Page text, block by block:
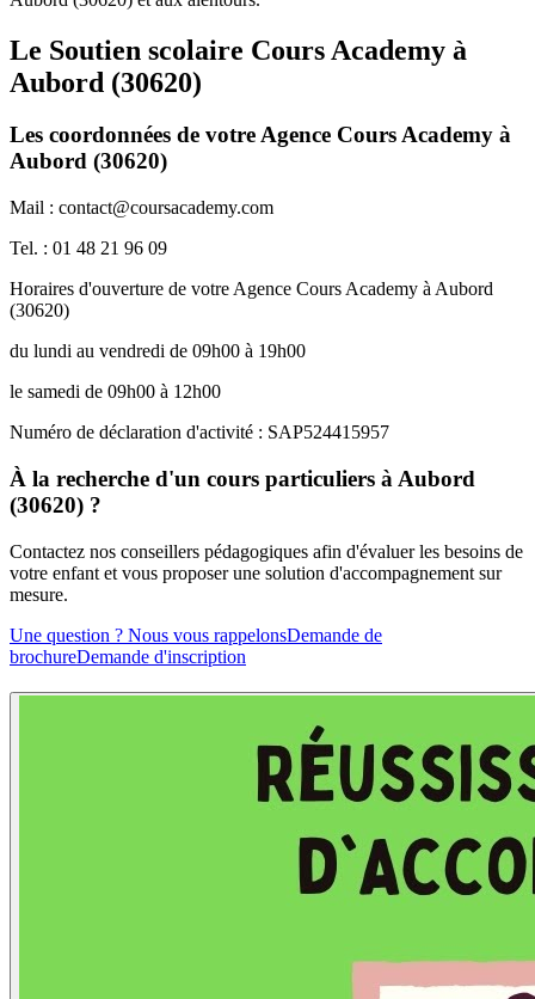
Le Soutien scolaire Cours Academy à
Aubord (30620)
Les coordonnées de votre Agence Cours Academy à
Aubord (30620)
Mail : contact@coursacademy.com
Tel. : 01 48 21 96 09
Horaires d'ouverture de votre Agence Cours Academy à Aubord
(30620)
du lundi au vendredi de 09h00 à 19h00
le samedi de 09h00 à 12h00
Numéro de déclaration d'activité : SAP524415957
À la recherche d'un cours particuliers à Aubord
(30620) ?
Contactez nos conseillers pédagogiques afin d'évaluer les besoins de
votre enfant et vous proposer une solution d'accompagnement sur
mesure.
Une question ? Nous vous rappelonsDemande de
brochureDemande d'inscription